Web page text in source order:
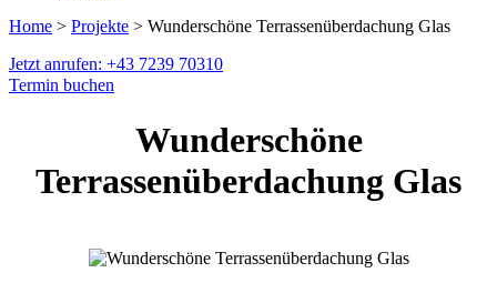
Home > Projekte > Wunderschöne Terrassenüberdachung Glas
Jetzt anrufen: +43 7239 70310
Termin buchen
Wunderschöne
Terrassenüberdachung Glas